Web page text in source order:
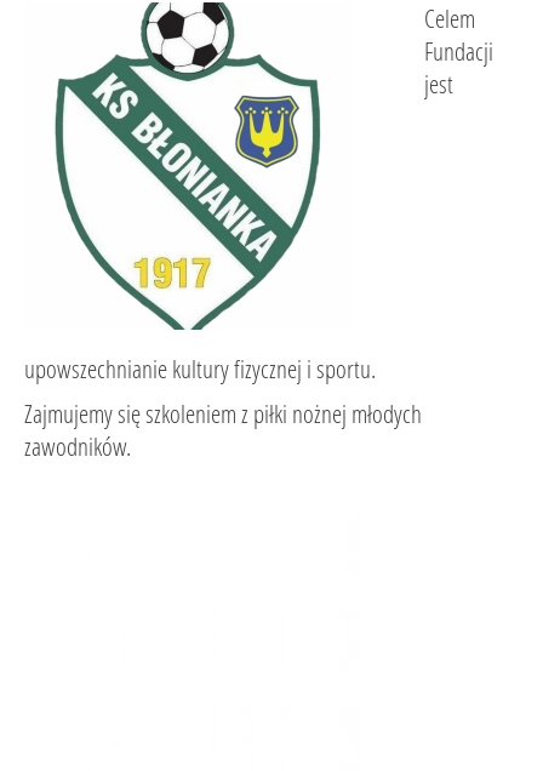
Celem
Fundacji
jest
upowszechnianie kultury fizycznej i sportu.
Zajmujemy się szkoleniem z piłki nożnej młodych
zawodników.